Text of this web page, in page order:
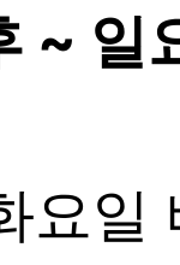
~ 일
일